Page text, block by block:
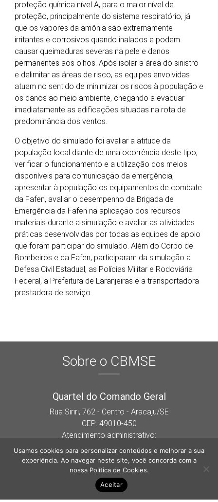
proteção química nível A, para o maior nível de
proteção, principalmente do sistema respiratório, já
que os vapores da amônia são extremamente
irritantes e corrosivos quando inalados e podem
causar queimaduras severas na pele e danos
permanentes aos olhos. Após isolar a área do sinistro
e delimitar as áreas de risco, as equipes envolvidas
atuam no sentido de minimizar os riscos à população e
os danos ao meio ambiente, chegando a evacuar
imediatamente as edificações situadas na rota de
predominância dos ventos.
O objetivo do simulado foi avaliar a atitude da
população local diante de uma ocorrência deste tipo,
verificar o funcionamento e a utilização dos meios
disponíveis para comunicação da emergência,
apresentar à população os equipamentos de combate
da Fafen, avaliar o desempenho da Brigada de
Emergência da Fafen na aplicação dos recursos
materiais durante a simulação e avaliar as atividades
práticas desenvolvidas por todas as equipes de apoio
que foram participar do simulado. Além do Corpo de
Bombeiros e da Fafen, participaram da simulação a
Defesa Civil Estadual, as Polícias Militar e Rodoviária
Federal, a Prefeitura de Laranjeiras e a transportadora
prestadora de serviço.
Sobre o CBMSE
Quartel do Comando Geral
Rua Siriri, 762 - Centro - Aracaju/SE
CEP: 49010-450
Atendimento administrativo:
Segunda a sexta das 07:30h às 13h.
Siga-nos nas redes sociais
Usamos cookies para personalizar conteúdos e melhorar a sua
experiência. Ao navegar neste site, você concorda com a
nossa Política de Cookies.
Aceitar